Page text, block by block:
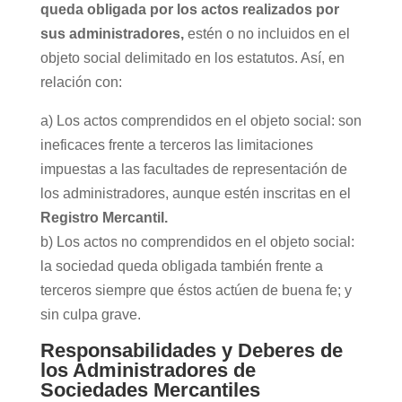
queda obligada por los actos realizados por
sus administradores,estén o no incluidos en el
objeto social delimitado en los estatutos. Así, en
relación con:
a) Los actos comprendidos en el objeto social: son
ineficaces frente a terceros las limitaciones
impuestas a las facultades de representación de
los administradores, aunque estén inscritas en el
Registro Mercantil.
b) Los actos no comprendidos en el objeto social:
la sociedad queda obligada también frente a
terceros siempre que éstos actúen de buena fe; y
sin culpa grave.
Responsabilidades y Deberes de
los Administradores de
Sociedades Mercantiles